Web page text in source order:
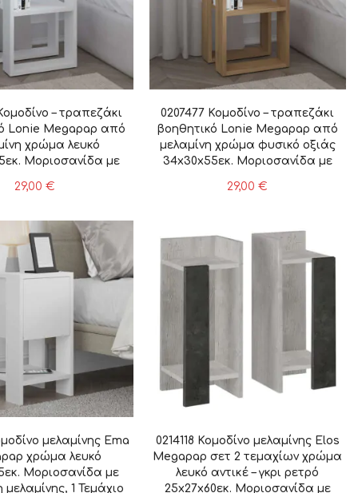
– τραπεζάκι
Lonie Megapap από
χρώμα λευκό
Μοριοσανίδα με
29,00€
0207477 Κομοδίνο – τραπεζάκι
βοηθητικό Lonie Megapap από
μελαμίνη χρώμα φυσικό οξιάς
34x30x55εκ. Μοριοσανίδα με
29,00€
μελαμίνης Ema
χρώμα λευκό
Μοριοσανίδα με
1 Τεμάχιο
0214118 Κομοδίνο μελαμίνης Elos
Megapap σετ 2 τεμαχίων χρώμα
λευκό αντικέ – γκρι ρετρό
25x27x60εκ. Μοριοσανίδα με